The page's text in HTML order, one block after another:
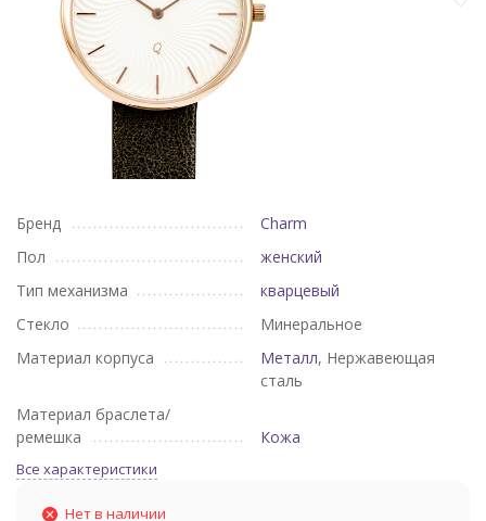
Бренд
Charm
Пол
женский
Тип механизма
кварцевый
Стекло
Минеральное
Материал корпуса
Металл, Нержавеющая
сталь
Материал браслета/
ремешка
Кожа
Все характеристики
Нет в наличии